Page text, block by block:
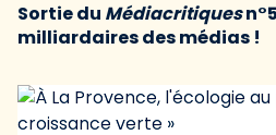
Sortie du Médiacritiques
milliardaires des médias !